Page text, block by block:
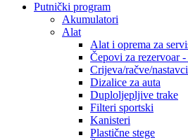
Putnički program
Akumulatori
Alat
Alat i oprema za
Čepovi za rezervoar
Crijeva/račve/
Dizalice za auta
Duploljepljive trake
Filteri sportski
Kanisteri
Plastične stege